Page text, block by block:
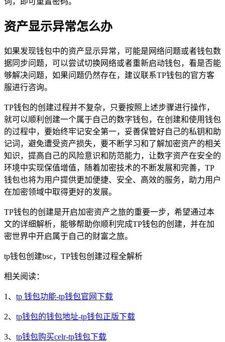
资产显示异常怎么办
如果发现钱包中的资产显示异常，可能是网络问题或者钱包数
据同步问题，可以尝试切换网络或者重新启动钱包，看是否能
够解决问题，如果问题仍然存在，建议联系TP钱包的官方客
服进行咨询。
TP钱包的创建过程并不复杂，只要按照上述步骤进行操作，
就可以顺利创建一个属于自己的数字钱包，在创建和使用钱包
的过程中，要始终牢记安全第一，妥善保管好自己的私钥和助
记词，避免遭受资产损失，要不断学习和了解加密资产的相关
知识，提高自己的风险意识和防范能力，让数字资产在安全的
环境中实现保值增值，随着加密技术的不断发展和完善，TP
钱包也将为用户提供更加便捷、安全、高效的服务，助力用户
在加密领域中取得更好的发展。
TP钱包的创建是开启加密资产之旅的重要一步，希望通过本
文的详细解析，能够帮助你顺利完成TP钱包的创建，并在加
密世界中开启属于自己的财富之旅。
tp钱包创建bsc，TP钱包创建过程全解析
相关阅读：
1、 tp 钱包功能-tp钱包官网下载
2、 tp钱包的钱包地址-tp钱包正版下载
3、 tp钱包购买celr-tp钱包下载